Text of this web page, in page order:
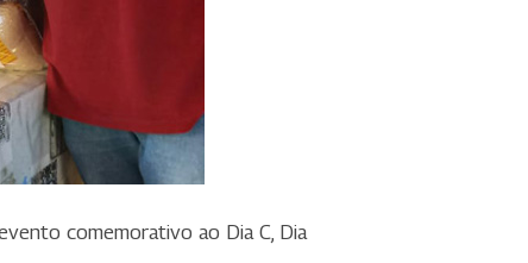
comemorativo ao Dia C, Dia